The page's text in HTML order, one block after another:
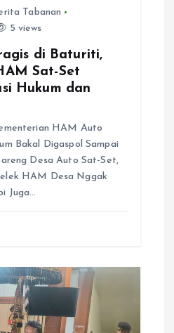
Tabanan
5 views
di Baturiti,
Sat-Set
Hukum dan
HAM Auto
Bakal Digaspol Sampai
Desa Auto Sat-Set,
HAM Desa Nggak
Juga…